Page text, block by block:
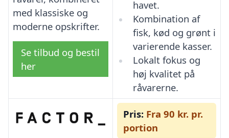
med klassiske og
moderne opskrifter.
Se tilbud og bestil
her
havet.
Kombination af
fisk, kød og grønt i
varierende kasser.
Lokalt fokus og
høj kvalitet på
råvarerne.
Pris: Fra 90 kr. pr.
portion